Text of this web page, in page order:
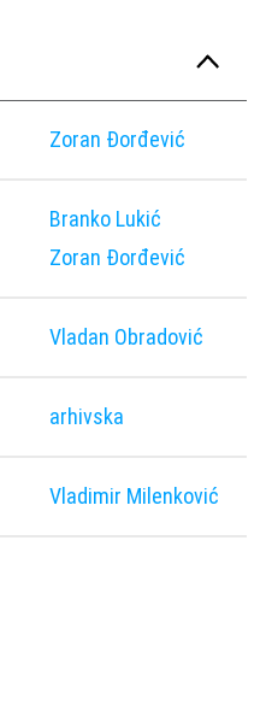
Zoran Đorđević
Branko Lukić
Zoran Đorđević
Vladan Obradović
arhivska
Vladimir Milenković